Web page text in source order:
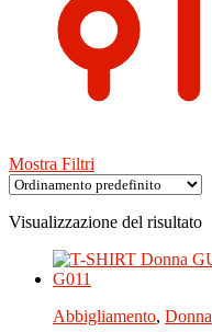
Mostra Filtri
Visualizzazione del risultato
Abbigliamento, Donna